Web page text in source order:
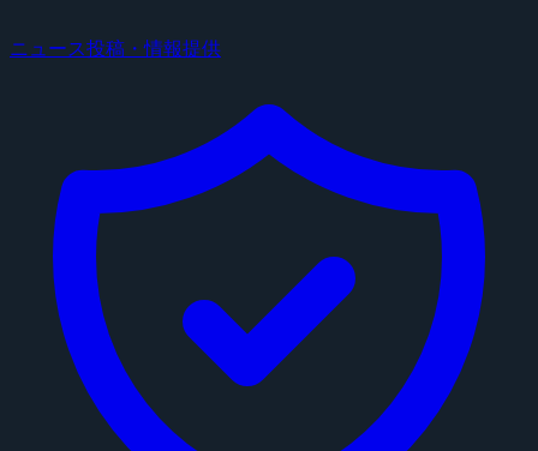
ニュース投稿・情報提供